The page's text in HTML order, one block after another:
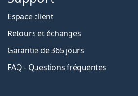
Espace client
Retours et échanges
Garantie de 365 jours
FAQ - Questions fréquentes